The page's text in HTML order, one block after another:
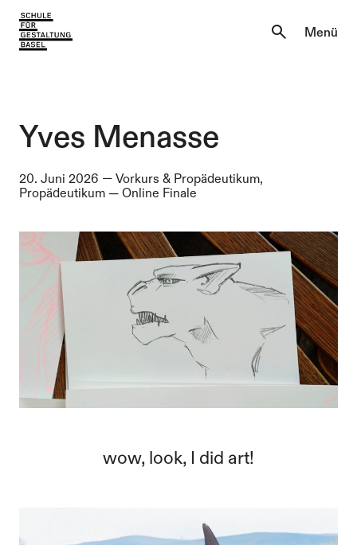
Einblicke
Lernen & Entdecken
Über uns
Institutionen
Menü
Aktuell
Lernen & Entdecken
Über uns
Yves Menasse
20. Juni 2026 — Vorkurs & Propädeutikum,
Propädeutikum — Online Finale
wow, look, I did art!